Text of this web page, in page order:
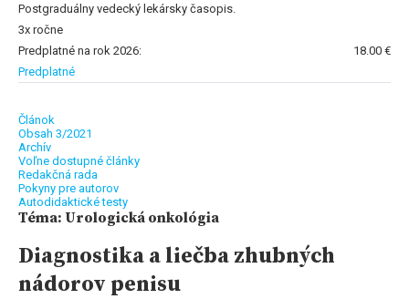
Postgraduálny vedecký lekársky časopis.
3x ročne
Predplatné na rok 2026:
18.00 €
Predplatné
Článok
Obsah 3/2021
Archív
Voľne dostupné články
Redakčná rada
Pokyny pre autorov
Autodidaktické testy
Téma: Urologická onkológia
Diagnostika a liečba zhubných
nádorov penisu